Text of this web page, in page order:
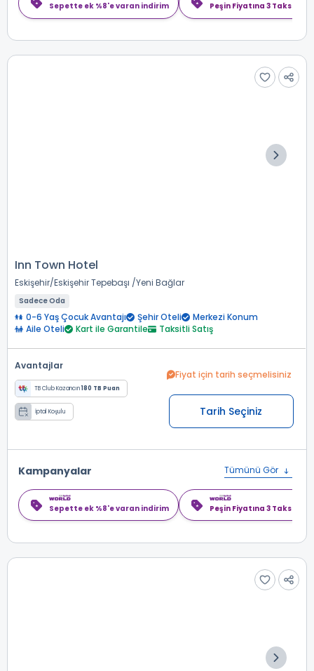
Sepette ek %8'e varan indirim Peşin Fiyatına 3 Taksit
Inn Town Hotel
Eskişehir Eskişehir Tepebaşı Yeni Bağlar
Sadece Oda
0-6 Yaş Çocuk Avantajı Şehir Oteli
Merkezi Konum
Aile Oteli
Kart ile Garantile Taksitli Satış
Avantajlar
TB Club Kazancın180 TB Puan
İptal Koşulu
Fiyat için tarih seçmelisiniz
Tarih Seçiniz
Kampanyalar Tümünü Gör
Sepette ek %8'e varan indirim Peşin Fiyatına 3 Taksit